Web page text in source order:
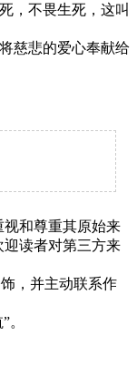
，不畏生死，这叫
慈悲的爱心奉献给
和尊重其原始来
读者对第三方来
，并主动联系作